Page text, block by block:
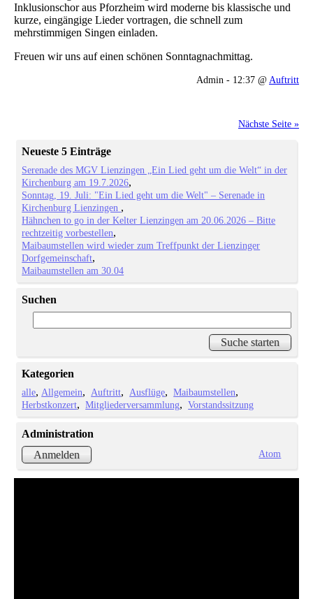
Inklusionschor aus Pforzheim wird moderne bis klassische und
kurze, eingängige Lieder vortragen, die schnell zum
mehrstimmigen Singen einladen.
Freuen wir uns auf einen schönen Sonntagnachmittag.
Admin - 12:37 @ Auftritt
Nächste Seite »
Neueste 5 Einträge
Serenade des MGV Lienzingen „Ein Lied geht um die Welt“ in der
Kirchenburg am 19.7.2026
Sonntag, 19. Juli: "Ein Lied geht um die Welt" – Serenade in
Kirchenburg Lienzingen
Hähnchen to go in der Kelter Lienzingen am 20.06.2026 – Bitte
rechtzeitig vorbestellen
Maibaumstellen wird wieder zum Treffpunkt der Lienzinger
Dorfgemeinschaft
Maibaumstellen am 30.04
Suchen
Kategorien
alle Allgemein Auftritt Ausflüge
Maibaumstellen
Herbstkonzert
Mitgliederversammlung Vorstandssitzung
Administration
Anmelden
Atom